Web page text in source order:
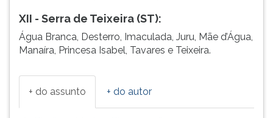
XII - Serra de Teixeira (ST):
Água Branca, Desterro, Imaculada, Juru, Mãe d’Água,
Manaíra, Princesa Isabel, Tavares e Teixeira.
+ do assunto + do autor